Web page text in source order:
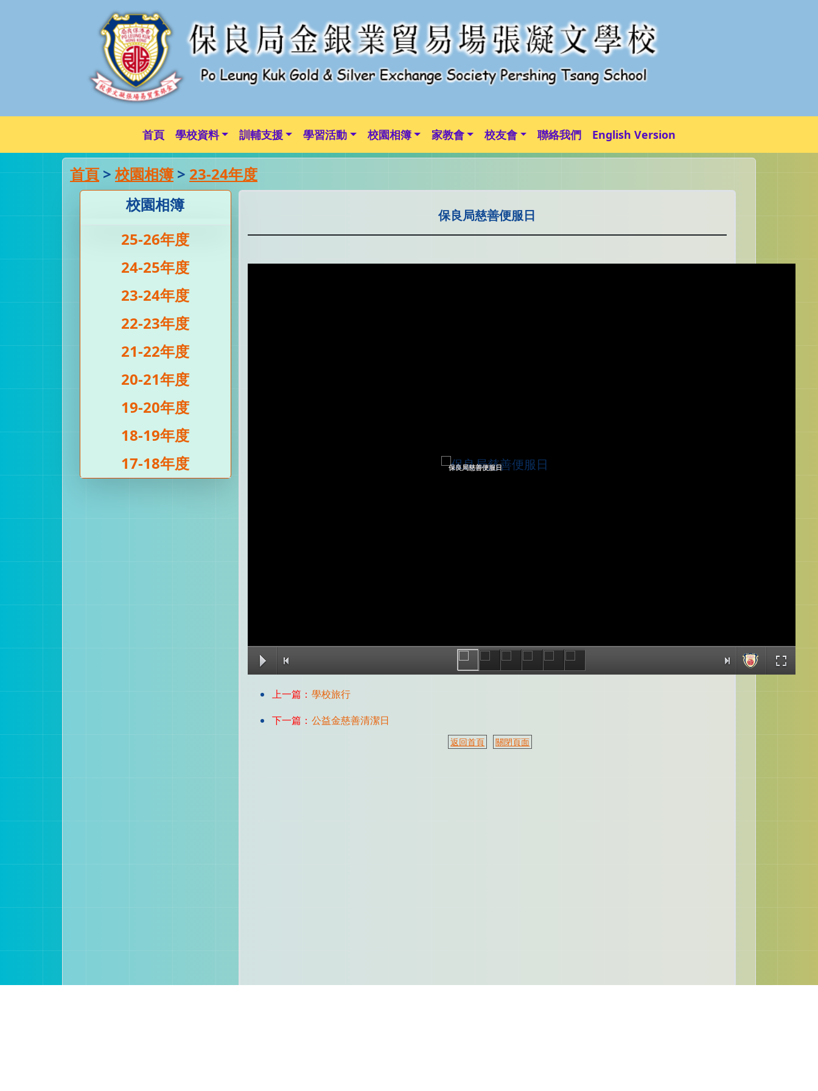
首頁 學校資料 訓輔支援 學習活動 校園相簿 家教會 校友會 聯絡我們 English Version
首頁 >校園相簿 > 23-24年度
校園相簿
25-26年度
24-25年度
23-24年度
22-23年度
21-22年度
20-21年度
19-20年度
18-19年度
17-18年度
保良局慈善便服日
保良局慈善便服日
上一篇： 學校旅行
下一篇： 公益金慈善清潔日
返回首頁 關閉頁面